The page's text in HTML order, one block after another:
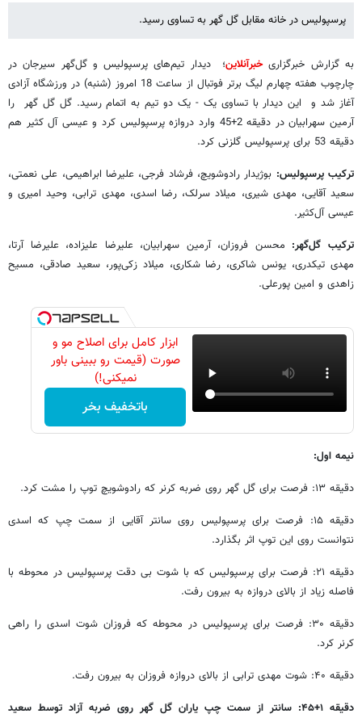
پرسپولیس در خانه مقابل گل گهر به تساوی رسید.
به گزارش خبرگزاریخبرآنلاین؛ دیدار تیم‌های پرسپولیس و گل‌گهر سیرجان در
چارچوب هفته چهارم لیگ برتر فوتبال از ساعت 18 امروز (شنبه) در ورزشگاه آزادی
آغاز شد و این دیدار با تساوی یک - یک دو تیم به اتمام رسید. گل گل گهر را
آرمین سهرابیان در دقیقه 2+45 وارد دروازه پرسپولیس کرد و عیسی آل کثیر هم
دقیقه 53 برای پرسپولیس گلزنی کرد.
ترکیب پرسپولیس: بوژیدار رادوشویچ، فرشاد فرجی، علیرضا ابراهیمی، علی نعمتی،
سعید آقایی،‌ مهدی شیری، میلاد سرلک، رضا اسدی، مهدی ترابی، وحید امیری و
عیسی آل‌کثیر.
ترکیب گل‌گهر: محسن فروزان، آرمین سهرابیان، علیرضا علیزاده، علیرضا آرتا،
مهدی تیکدری، یونس شاکری، رضا شکاری، میلاد زکی‌پور، سعید صادقی، مسیح
زاهدی و امین پورعلی.
ابزار کامل برای اصلاح مو و
صورت (قیمت رو ببینی باور
نمیکنی!)
باتخفیف بخر
نیمه اول:
دقیقه ۱۳: فرصت برای گل گهر روی ضربه کرنر که رادوشویچ توپ را مشت کرد.
دقیقه ۱۵: فرصت برای پرسپولیس روی سانتر آقایی از سمت چپ که اسدی
نتوانست روی این توپ اثر بگذارد.
دقیقه ۲۱: فرصت برای پرسپولیس که با شوت بی دقت پرسپولیس در محوطه با
فاصله زیاد از بالای دروازه به بیرون رفت.
دقیقه ۳۰: فرصت برای پرسپولیس در محوطه که فروزان شوت اسدی را راهی
کرنر کرد.
دقیقه ۴۰: شوت مهدی ترابی از بالای دروازه فروزان به بیرون رفت.
دقیقه ۱+۴۵: سانتر از سمت چپ یاران گل گهر روی ضربه آزاد توسط سعید